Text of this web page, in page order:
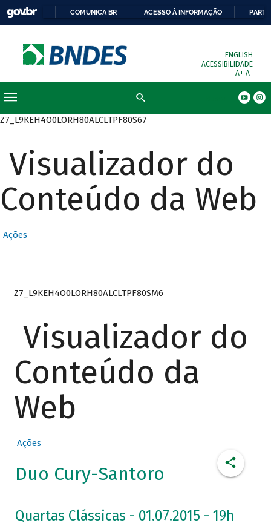
COMUNICA BR ACESSO À INFORMAÇÃO
ENGLISH
ACESSIBILIDADE
A+ A-
Z7_L9KEH4O0LORH80ALCLTPF80S67
Visualizador do
Conteúdo da Web
Ações
Z7_L9KEH4O0LORH80ALCLTPF80SM6
Visualizador do
Conteúdo da
Web
Ações
Duo Cury-Santoro
Quartas Clássicas - 01.07.2015 - 19h